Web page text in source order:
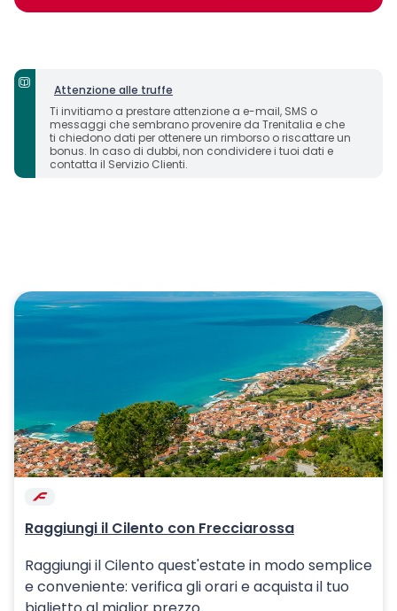
Attenzione alle truffe
Ti invitiamo a prestare attenzione a e-mail, SMS o
messaggi che sembrano provenire da Trenitalia e che
ti chiedono dati per ottenere un rimborso o riscattare un
bonus. In caso di dubbi, non condividere i tuoi dati e
contatta il Servizio Clienti.
carosello immagini
Raggiungi il Cilento con Frecciarossa
Raggiungi il Cilento quest'estate in modo semplice
e conveniente: verifica gli orari e acquista il tuo